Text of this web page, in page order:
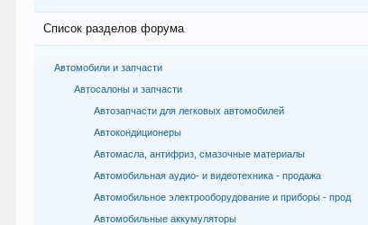
Список разделов форума
Автомобили и запчасти
Автосалоны и запчасти
Автозапчасти для легковых автомобилей
Автокондиционеры
Автомасла, антифриз, смазочные материалы
Автомобильная аудио- и видеотехника - продажа
Автомобильное электрооборудование и приборы - прод
Автомобильные аккумуляторы